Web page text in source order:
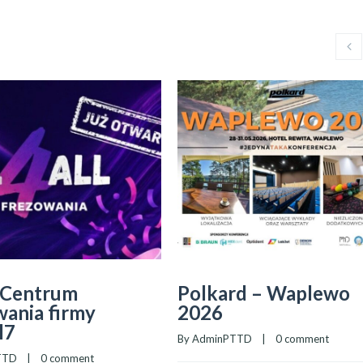
firmy
    |
0 comment
Polkard – Waplewo
2026
By AdminPTTD
    |
0 comment